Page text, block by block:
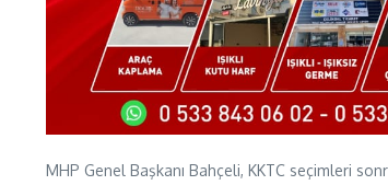
MHP Genel Başkanı Bahçeli, KKTC seçimleri